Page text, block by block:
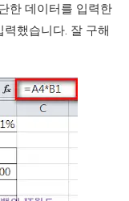
한 데이터를 입력한
했습니다. 잘 구해